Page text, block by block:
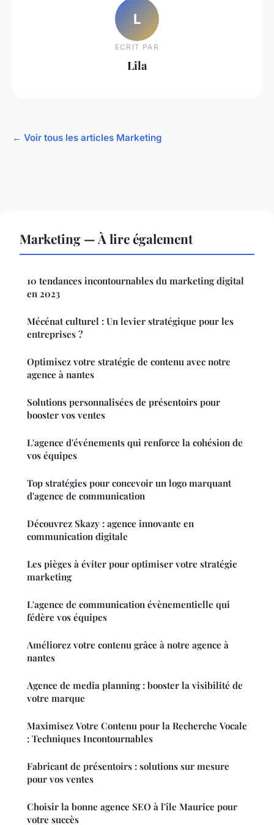
L
ECRIT PAR
Lila
← Voir tous les articles Marketing
Marketing — À lire également
10 tendances incontournables du marketing digital
en 2023
Mécénat culturel : Un levier stratégique pour les
entreprises ?
Optimisez votre stratégie de contenu avec notre
agence à nantes
Solutions personnalisées de présentoirs pour
booster vos ventes
L'agence d'événements qui renforce la cohésion de
vos équipes
Top stratégies pour concevoir un logo marquant
d'agence de communication
Découvrez Skazy : agence innovante en
communication digitale
Les pièges à éviter pour optimiser votre stratégie
marketing
L'agence de communication évènementielle qui
fédère vos équipes
Améliorez votre contenu grâce à notre agence à
nantes
Agence de media planning : booster la visibilité de
votre marque
Maximisez Votre Contenu pour la Recherche Vocale
: Techniques Incontournables
Fabricant de présentoirs : solutions sur mesure
pour vos ventes
Choisir la bonne agence SEO à l'île Maurice pour
votre succès